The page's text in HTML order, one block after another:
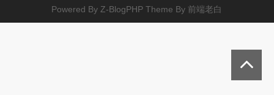
Powered By Z-BlogPHP Theme By前端老白